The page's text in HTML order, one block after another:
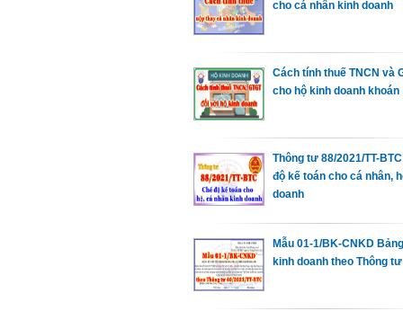
cho cá nhân kinh doanh
Cách tính thuế TNCN và
cho hộ kinh doanh khoán
Thông tư 88/2021/TT-
độ kế toán cho cá nhân,
doanh
Mẫu 01-1/BK-CNKD
kinh doanh theo Thông